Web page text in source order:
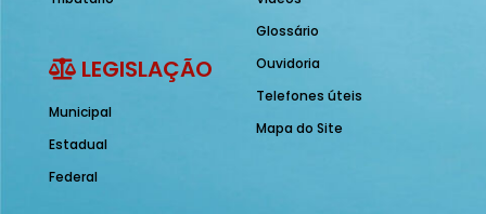
LEGISLAÇÃO
Municipal
Estadual
Federal
Glossário
Ouvidoria
Telefones úteis
Mapa do Site